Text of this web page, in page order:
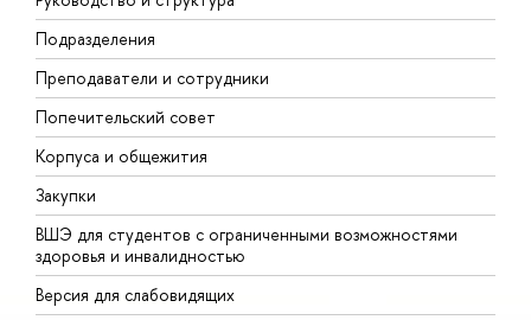
Подразделения
Преподаватели и сотрудники
Попечительский совет
Корпуса и общежития
Закупки
ВШЭ для студентов с ограниченными возможностями
здоровья и инвалидностью
Версия для слабовидящих